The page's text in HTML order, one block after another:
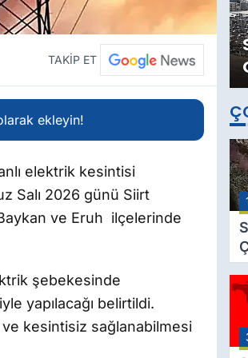
TAKİP ET
ekleyin!
elektrik kesintisi
Salı 2026 günü Siirt
ve Eruh ilçelerinde
şebekesinde
yapılacağı belirtildi.
ve kesintisiz sağlanabilmesi